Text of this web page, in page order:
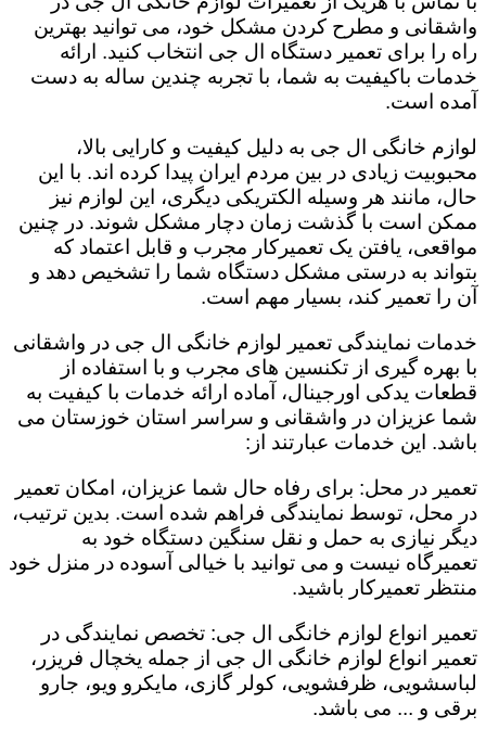
واشقانی و مطرح کردن مشکل خود، می توانید بهترین
راه را برای تعمیر دستگاه ال جی انتخاب کنید. ارائه
خدمات باکیفیت به شما، با تجربه چندین ساله به دست
آمده است.
لوازم خانگی ال جی به دلیل کیفیت و کارایی بالا،
محبوبیت زیادی در بین مردم ایران پیدا کرده اند. با این
حال، مانند هر وسیله الکتریکی دیگری، این لوازم نیز
ممکن است با گذشت زمان دچار مشکل شوند. در چنین
مواقعی، یافتن یک تعمیرکار مجرب و قابل اعتماد که
بتواند به درستی مشکل دستگاه شما را تشخیص دهد و
آن را تعمیر کند، بسیار مهم است.
خدمات نمایندگی تعمیر لوازم خانگی ال جی در واشقانی
با بهره گیری از تکنسین های مجرب و با استفاده از
قطعات یدکی اورجینال، آماده ارائه خدمات با کیفیت به
شما عزیزان در واشقانی و سراسر استان خوزستان می
باشد. این خدمات عبارتند از:
تعمیر در محل: برای رفاه حال شما عزیزان، امکان تعمیر
در محل، توسط نمایندگی فراهم شده است. بدین ترتیب،
دیگر نیازی به حمل و نقل سنگین دستگاه خود به
تعمیرگاه نیست و می توانید با خیالی آسوده در منزل خود
منتظر تعمیرکار باشید.
تعمیر انواع لوازم خانگی ال جی: تخصص نمایندگی در
تعمیر انواع لوازم خانگی ال جی از جمله یخچال فریزر،
لباسشویی، ظرفشویی، کولر گازی، مایکرو ویو، جارو
برقی و ... می باشد.